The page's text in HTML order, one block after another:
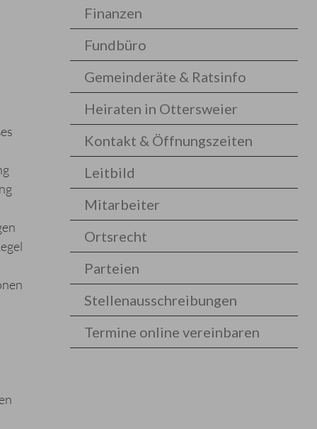
Finanzen
Fundbüro
Gemeinderäte & Ratsinfo
Heiraten in Ottersweier
Kontakt & Öffnungszeiten
Leitbild
Mitarbeiter
Ortsrecht
Parteien
Stellenausschreibungen
Termine online vereinbaren